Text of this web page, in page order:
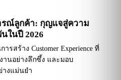
รณ์ลูกค้า: กุญแจสู่ความ
ในปี 2026
สร้าง Customer Experience ที่
านอย่างลึกซึ้ง และมอบ
างแม่นยำ